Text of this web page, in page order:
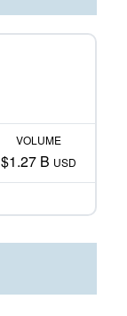
VOLUME
$1.27 B USD